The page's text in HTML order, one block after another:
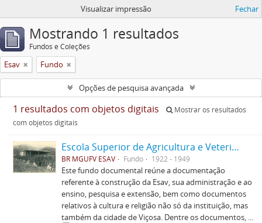
Visualizar impressão Fechar
Mostrando 1 resultados
Fundos e Coleções
Esav Fundo
Opções de pesquisa avançada
1 resultados com objetos digitais
Mostrar os resultados
com objetos digitais
Escola Superior de Agricultura e Veterinária (ESAV)
BR MGUFV ESAV Fundo 1922 - 1949
Este fundo documental reúne a documentação
referente à construção da Esav, sua administração e ao
ensino, pesquisa e extensão, bem como documentos
relativos à cultura e religião não só da instituição, mas
também da cidade de Viçosa. Dentre os documentos, ...